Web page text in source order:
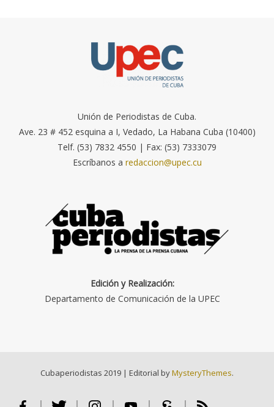
Unión de Periodistas de Cuba.
Ave. 23 # 452 esquina a I, Vedado, La Habana Cuba (10400)
Telf. (53) 7832 4550 | Fax: (53) 7333079
Escríbanos a redaccion@upec.cu
Edición y Realización:
Departamento de Comunicación de la UPEC
Cubaperiodistas 2019 | Editorial byMysteryThemes.